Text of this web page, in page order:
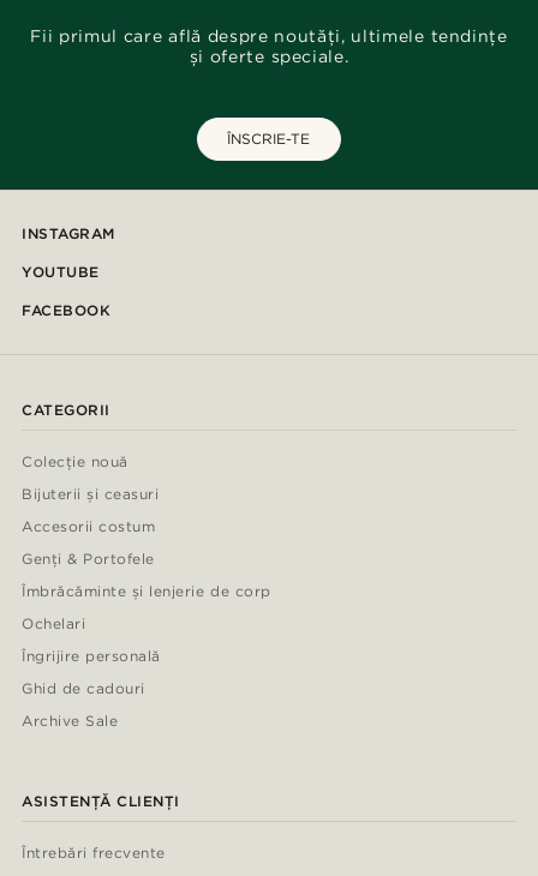
Fii primul care află despre noutăți, ultimele tendințe
și oferte speciale.
ÎNSCRIE-TE
INSTAGRAM
YOUTUBE
FACEBOOK
CATEGORII
Colecție nouă
Bijuterii și ceasuri
Accesorii costum
Genți & Portofele
Îmbrăcăminte și lenjerie de corp
Ochelari
Îngrijire personală
Ghid de cadouri
Archive Sale
ASISTENȚĂ CLIENȚI
Întrebări frecvente